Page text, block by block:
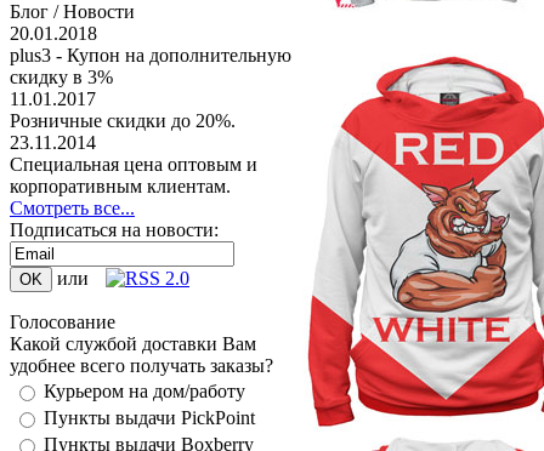
Блог / Новости
20.01.2018
plus3 - Купон на дополнительную
скидку в 3%
11.01.2017
Розничные скидки до 20%.
23.11.2014
Специальная цена оптовым и
корпоративным клиентам.
Смотреть все...
Подписаться на новости:
или
Голосование
Какой службой доставки Вам
удобнее всего получать заказы?
Курьером на дом/работу
Пункты выдачи PickPoint
Пункты выдачи Boxberry